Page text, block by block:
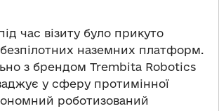
час візиту було прикуто
наземних платформ.
з брендом Trembita Robotics
у сферу протимінної
роботизований